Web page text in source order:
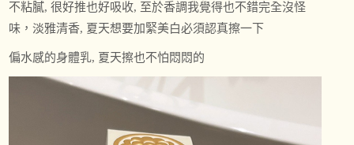
不粘膩, 很好推也好吸收, 至於香調我覺得也不錯完全沒怪
味，淡雅清香, 夏天想要加緊美白必須認真擦一下
偏水感的身體乳, 夏天擦也不怕悶悶的